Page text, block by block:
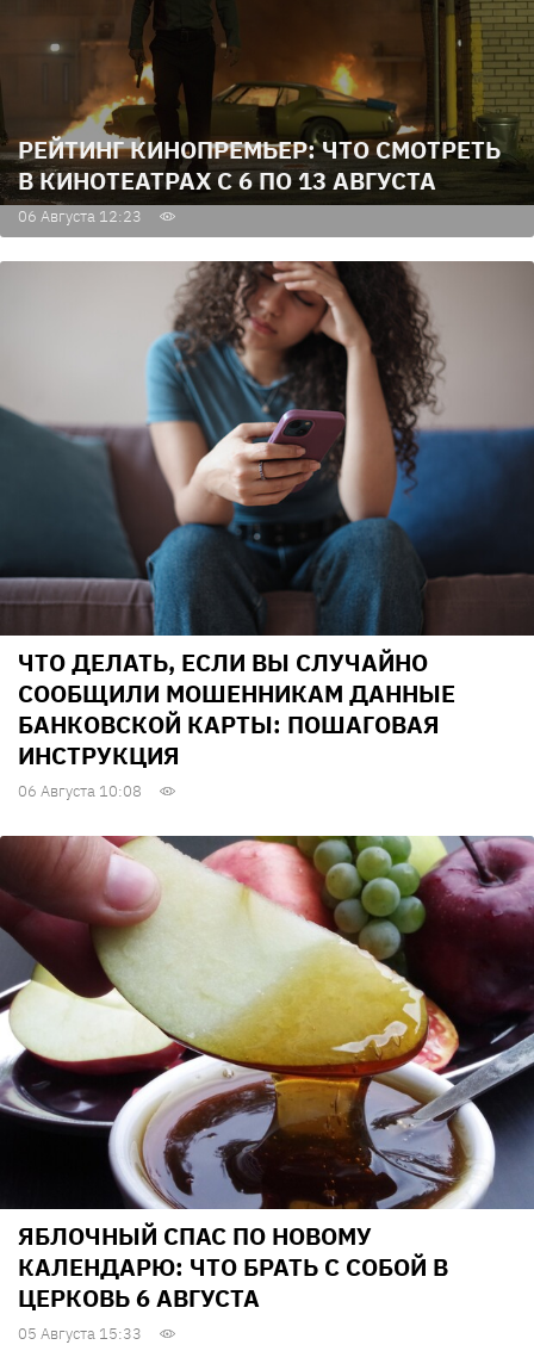
РЕЙТИНГ КИНОПРЕМЬЕР: ЧТО СМОТРЕТЬ
В КИНОТЕАТРАХ С 6 ПО 13 АВГУСТА
06 Августа 12:23
ЧТО ДЕЛАТЬ, ЕСЛИ ВЫ СЛУЧАЙНО
СООБЩИЛИ МОШЕННИКАМ ДАННЫЕ
БАНКОВСКОЙ КАРТЫ: ПОШАГОВАЯ
ИНСТРУКЦИЯ
06 Августа 10:08
ЯБЛОЧНЫЙ СПАС ПО НОВОМУ
КАЛЕНДАРЮ: ЧТО БРАТЬ С СОБОЙ В
ЦЕРКОВЬ 6 АВГУСТА
05 Августа 15:33